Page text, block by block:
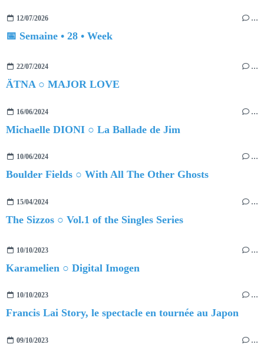
12/07/2026 …
📅 Semaine • 28 • Week
22/07/2024 …
ÄTNA ○ MAJOR LOVE
16/06/2024 …
Michaelle DIONI ○ La Ballade de Jim
10/06/2024 …
Boulder Fields ○ With All The Other Ghosts
15/04/2024 …
The Sizzos ○ Vol.1 of the Singles Series
10/10/2023 …
Karamelien ○ Digital Imogen
10/10/2023 …
Francis Lai Story, le spectacle en tournée au Japon
09/10/2023 …